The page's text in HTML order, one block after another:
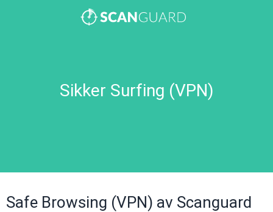
Sikker Surfing (VPN)
Safe Browsing (VPN) av Scanguard